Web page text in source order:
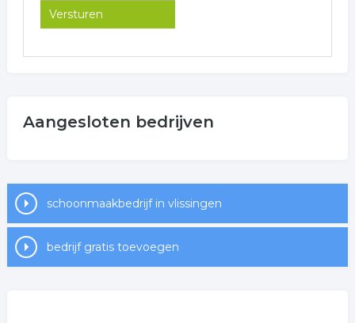
Aangesloten bedrijven
schoonmaakbedrijf in vlissingen
bedrijf gratis toevoegen